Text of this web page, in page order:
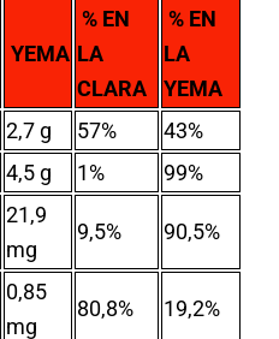
YEMA
% EN
LA
CLARA
% EN
LA
YEMA
2,7 g 57%
43%
4,5 g 1% 99%
21,9
mg
9,5% 90,5%
0,85
mg
80,8% 19,2%